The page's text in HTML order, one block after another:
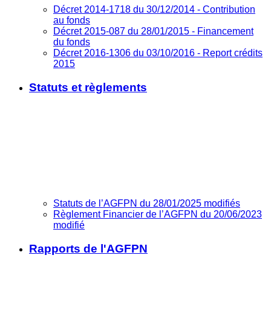
Décret 2014-1718 du 30/12/2014 - Contribution
au fonds
Décret 2015-087 du 28/01/2015 - Financement
du fonds
Décret 2016-1306 du 03/10/2016 - Report crédits
2015
Statuts et règlements
Statuts de l’AGFPN du 28/01/2025 modifiés
Règlement Financier de l’AGFPN du 20/06/2023
modifié
Rapports de l'AGFPN